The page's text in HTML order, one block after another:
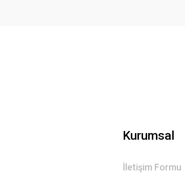
Kurumsal
İletişim Formu